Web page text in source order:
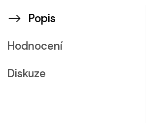
Popis
Hodnocení
Diskuze